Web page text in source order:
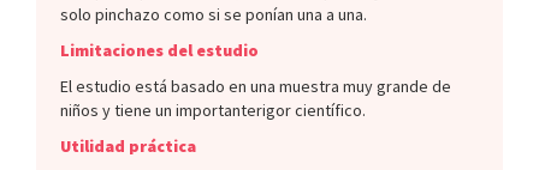
solo pinchazo como si se ponían una a una.
Limitaciones del estudio
El estudio está basado en una muestra muy grande de
niños y tiene un importanterigor científico.
Utilidad práctica